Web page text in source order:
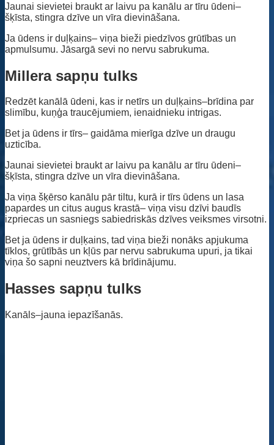
Jaunai sievietei braukt ar laivu pa kanālu ar tīru ūdeni–
šķīsta, stingra dzīve un vīra dievināšana.
Ja ūdens ir duļķains– viņa bieži piedzīvos grūtības un
apmulsumu. Jāsargā sevi no nervu sabrukuma.
Millera sapņu tulks
Redzēt kanālā ūdeni, kas ir netīrs un duļķains–brīdina par
slimību, kuņģa traucējumiem, ienaidnieku intrigas.
Bet ja ūdens ir tīrs– gaidāma mierīga dzīve un draugu
uzticība.
Jaunai sievietei braukt ar laivu pa kanālu ar tīru ūdeni–
šķīsta, stingra dzīve un vīra dievināšana.
Ja viņa šķērso kanālu pār tiltu, kurā ir tīrs ūdens un lasa
papardes un citus augus krastā– viņa visu dzīvi baudīs
izpriecas un sasniegs sabiedriskās dzīves veiksmes virsotni.
Bet ja ūdens ir duļķains, tad viņa bieži nonāks apjukuma
tīklos, grūtībās un kļūs par nervu sabrukuma upuri, ja tikai
viņa šo sapni neuztvers kā brīdinājumu.
Hasses sapņu tulks
Kanāls–jauna iepazīšanās.